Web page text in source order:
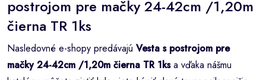
postrojom pre mačky 24-42cm /1,20m
čierna TR 1ks
Nasledovné e-shopy predávajú Vesta s postrojom pre
mačky 24-42cm /1,20m čierna TR 1ksa vďaka nášmu